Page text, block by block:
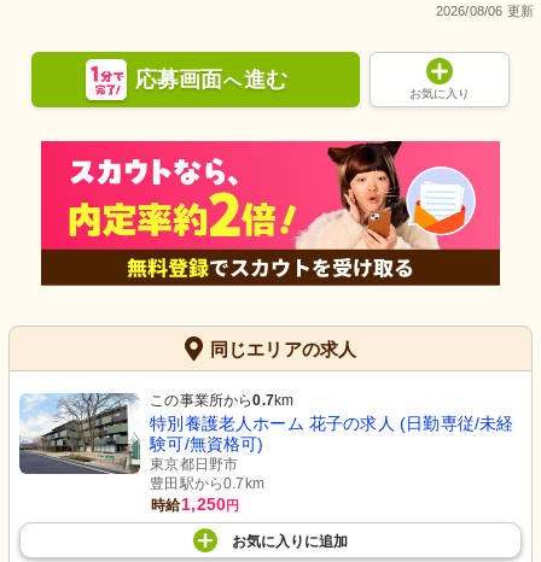
2026/08/06 更新
応募画面へ進む
お気に入り
同じエリアの求人
この事業所から0.7km
特別養護老人ホーム 花子の求人 (日勤専従/未経
験可/無資格可)
東京都日野市
豊田駅から0.7km
時給1,250円
お気に入り に追加